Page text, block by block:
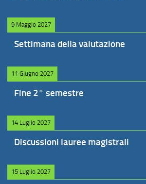
9 Maggio 2027
Settimana della valutazione
11 Giugno 2027
Fine 2° semestre
14 Luglio 2027
Discussioni lauree magistrali
15 Luglio 2027